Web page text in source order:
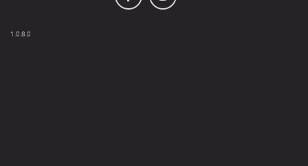
1.0.8.0